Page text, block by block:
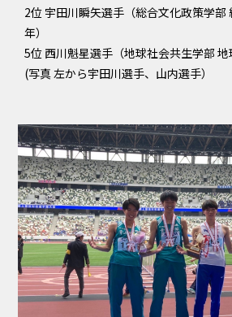
2位 宇田川瞬矢選手（総合文化政策学部
年）
5位 西川魁星選手（地球社会共生学部 地
(写真 左から宇田川選手、山内選手）